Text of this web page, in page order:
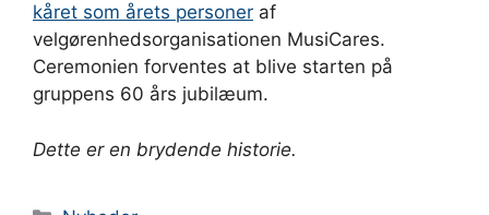
kåret som årets personer af
velgørenhedsorganisationen MusiCares.
Ceremonien forventes at blive starten på
gruppens 60 års jubilæum.
Dette er en brydende historie.